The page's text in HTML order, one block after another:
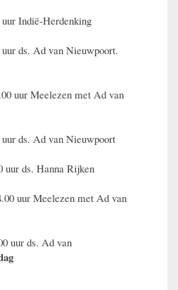
uur Indië-Herdenking
uur ds. Ad van Nieuwpoort.
uur Meelezen met Ad van
uur ds. Ad van Nieuwpoort
uur ds. Hanna Rijken
uur Meelezen met Ad van
uur ds. Ad van